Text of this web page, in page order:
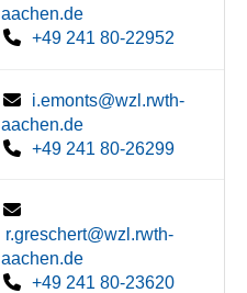
aachen.de
+49 241 80-22952
i.emonts@wzl.rwth-
aachen.de
+49 241 80-26299
r.greschert@wzl.rwth-
aachen.de
+49 241 80-23620